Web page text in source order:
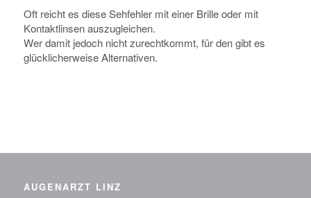
Oft reicht es diese Sehfehler mit einer Brille oder mit
Kontaktlinsen auszugleichen.
Wer damit jedoch nicht zurechtkommt, für den gibt es
glücklicherweise Alternativen.
AUGENARZT LINZ